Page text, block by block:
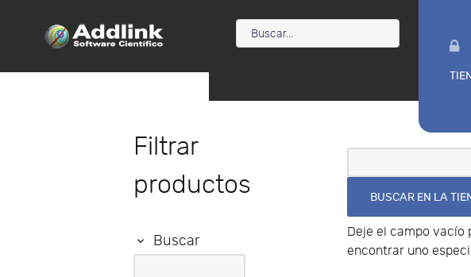
Filtrar
productos
Buscar
Deje el campo vacío
encontrar uno